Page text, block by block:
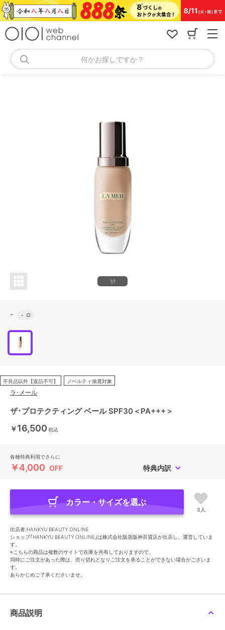
コ
ン
何かお探しですか？
1/1
- - ○
不良品以外【返品不可】 ノベルティ抽選対象
ラ･メール
ザ･プロテクティング ベール SPF30＜PA+++＞
￥16,500 税込
各種特典利用でさらに
￥4,000 OFF 特典内訳
カラー・サイズを選ぶ
3人
出店者:HANKYU BEAUTY ONLINE
ショップ｢HANKYU BEAUTY ONLINE｣は株式会社阪急阪神百貨店が出店し、運営していま
す。
※こちらの商品は複数のサイトで在庫を共有しておりますので、
同時にご注文があった際は、売り切れとなりご注文を承ることができない場合がございま
す。
あらかじめご了承くださいませ。
商品説明